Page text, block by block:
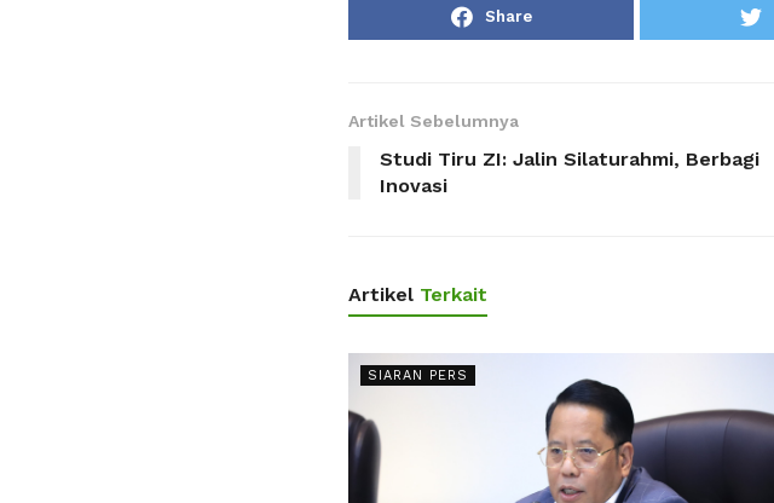
Share
Artikel Sebelumnya
Studi Tiru ZI: Jalin Silaturahmi, Berbagi
Inovasi
Artikel Terkait
SIARAN PERS